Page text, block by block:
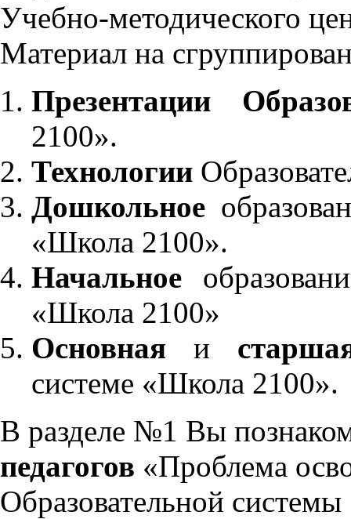
Учебно-методического
Материал на
Презентации
2100».
Технологии
Дошкольное
«Школа 2100».
Начальное
«Школа 2100»
Основнаяи
системе «Школа 2100».
В разделе №1 Вы
педагогов «Проблема
Образовательной